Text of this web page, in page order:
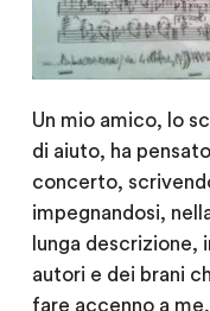
Un mio amico, lo
di aiuto, ha
concerto,
impegnandosi,
lunga descrizione,
autori e dei brani
fare accenno a